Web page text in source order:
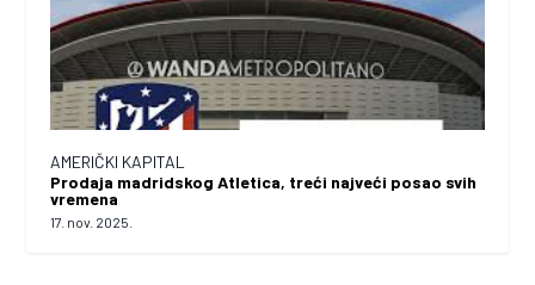
AMERIČKI KAPITAL
Prodaja madridskog Atletica, treći najveći posao svih
vremena
17. nov. 2025.